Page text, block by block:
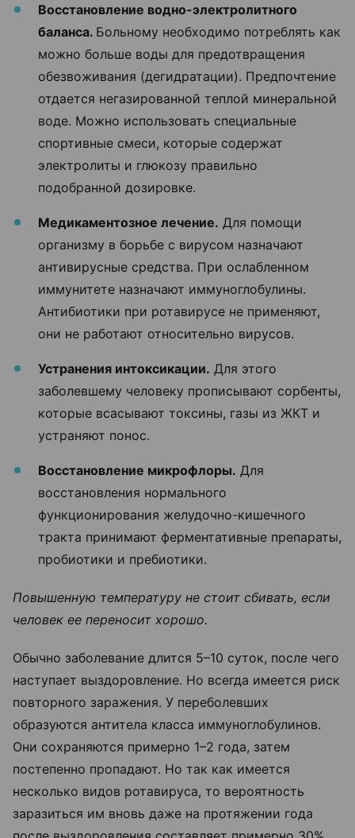
Восстановление водно-электролитного
баланса. Больному необходимо потреблять как
можно больше воды для предотвращения
обезвоживания (дегидратации). Предпочтение
отдается негазированной теплой минеральной
воде. Можно использовать специальные
спортивные смеси, которые содержат
электролиты и глюкозу правильно
подобранной дозировке.
Медикаментозное лечение. Для помощи
организму в борьбе с вирусом назначают
антивирусные средства. При ослабленном
иммунитете назначают иммуноглобулины.
Антибиотики при ротавирусе не применяют,
они не работают относительно вирусов.
Устранения интоксикации. Для этого
заболевшему человеку прописывают сорбенты,
которые всасывают токсины, газы из ЖКТ и
устраняют понос.
Восстановление микрофлоры. Для
восстановления нормального
функционирования желудочно-кишечного
тракта принимают ферментативные препараты,
пробиотики и пребиотики.
Повышенную температуру не стоит сбивать, если
человек ее переносит хорошо.
Обычно заболевание длится 5–10 суток, после чего
наступает выздоровление. Но всегда имеется риск
повторного заражения. У переболевших
образуются антитела класса иммуноглобулинов.
Они сохраняются примерно 1–2 года, затем
постепенно пропадают. Но так как имеется
несколько видов ротавируса, то вероятность
заразиться им вновь даже на протяжении года